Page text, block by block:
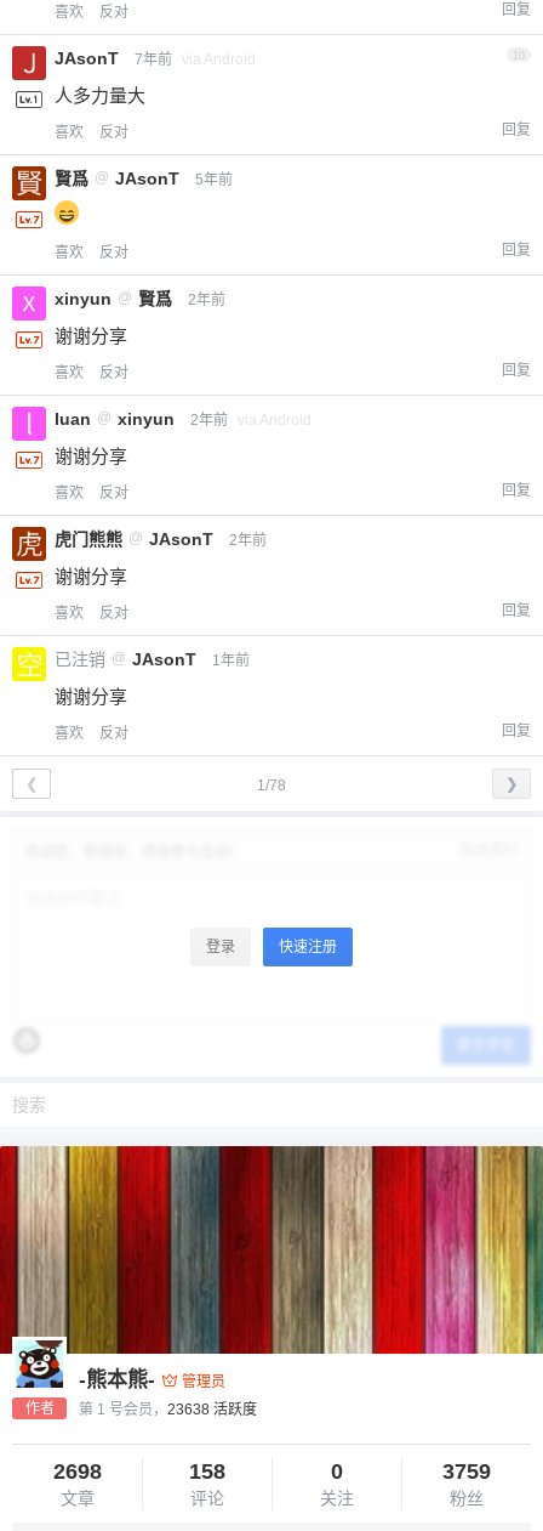
喜欢 反对 回复
JAsonT 7年前 via Android 10
人多力量大
喜欢 反对 回复
賢爲 @ JAsonT 5年前
喜欢 反对 回复
xinyun @ 賢爲 2年前
谢谢分享
喜欢 反对 回复
luan @ xinyun 2年前 via Android
谢谢分享
喜欢 反对 回复
虎门熊熊 @ JAsonT 2年前
谢谢分享
喜欢 反对 回复
已注销 @ JAsonT 1年前
谢谢分享
喜欢 反对 回复
1/78
❮ ❯
登录 快速注册
作者
-熊本熊-
管理员
第 1 号会员， 23638 活跃度
2698
文章
158
评论
0
关注
3759
粉丝